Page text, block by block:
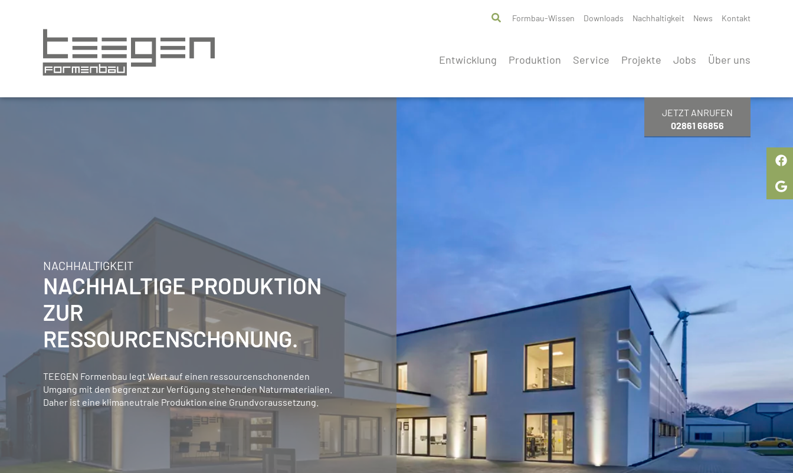
JETZT ANRUFEN
02861 66856
Formbau-Wissen Downloads Nachhaltigkeit News Kontakt
Entwicklung Produktion Service Projekte Jobs Über uns
NACHHALTIGKEIT
NACHHALTIGE PRODUKTION
ZUR
RESSOURCENSCHONUNG.
TEEGEN Formenbau legt Wert auf einen ressourcenschonenden
Umgang mit den begrenzt zur Verfügung stehenden Naturmaterialien.
Daher ist eine klimaneutrale Produktion eine Grundvoraussetzung.